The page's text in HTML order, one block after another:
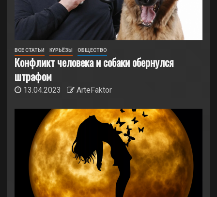
ВСЕ СТАТЬИ КУРЬЁЗЫ ОБЩЕСТВО
Конфликт человека и собаки обернулся
штрафом
13.04.2023 ArteFaktor